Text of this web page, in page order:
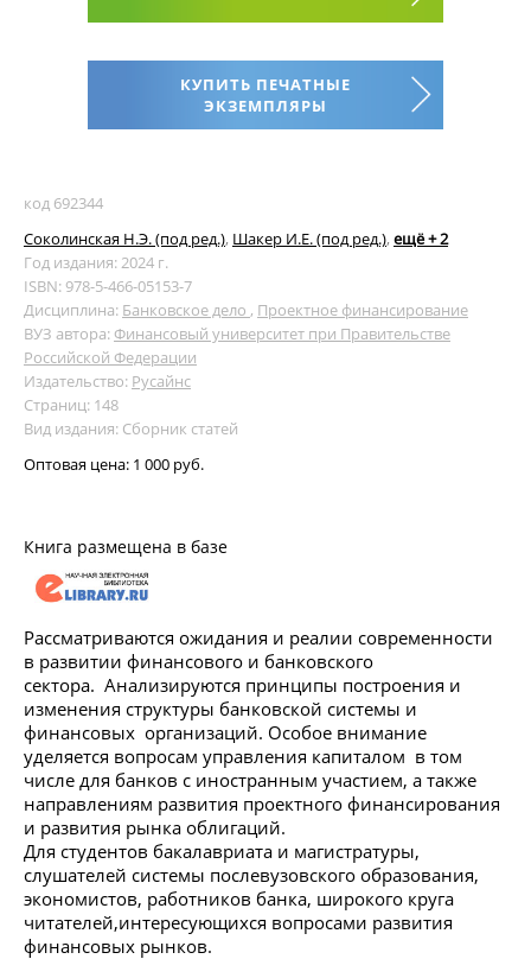
КУПИТЬ ПЕЧАТНЫЕ
ЭКЗЕМПЛЯРЫ
код 692344
Соколинская Н.Э. (под ред.), Шакер И.Е. (под ред.), ещё + 2
Год издания: 2024 г.
ISBN: 978-5-466-05153-7
Дисциплина: Банковское дело , Проектное финансирование
ВУЗ автора: Финансовый университет при Правительстве
Российской Федерации
Издательство: Русайнс
Страниц: 148
Вид издания: Сборник статей
Оптовая цена: 1 000 руб.
Книга размещена в базе
Рассматриваются ожидания и реалии современности
в развитии финансового и банковского
сектора. Анализируются принципы построения и
изменения структуры банковской системы и
финансовых организаций. Особое внимание
уделяется вопросам управления капиталом в том
числе для банков с иностранным участием, а также
направлениям развития проектного финансирования
и развития рынка облигаций.
Для студентов бакалавриата и магистратуры,
слушателей системы послевузовского образования,
экономистов, работников банка, широкого круга
читателей,интересующихся вопросами развития
финансовых рынков.